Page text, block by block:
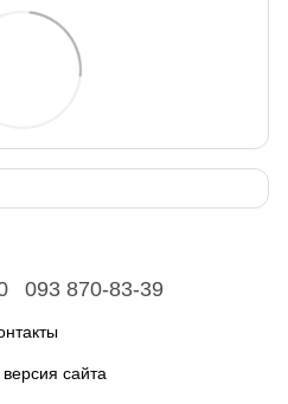
093 870-83-39
сайта